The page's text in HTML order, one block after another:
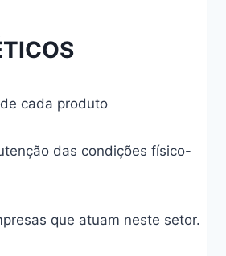
cada produto
das condições físico-
que atuam neste setor.